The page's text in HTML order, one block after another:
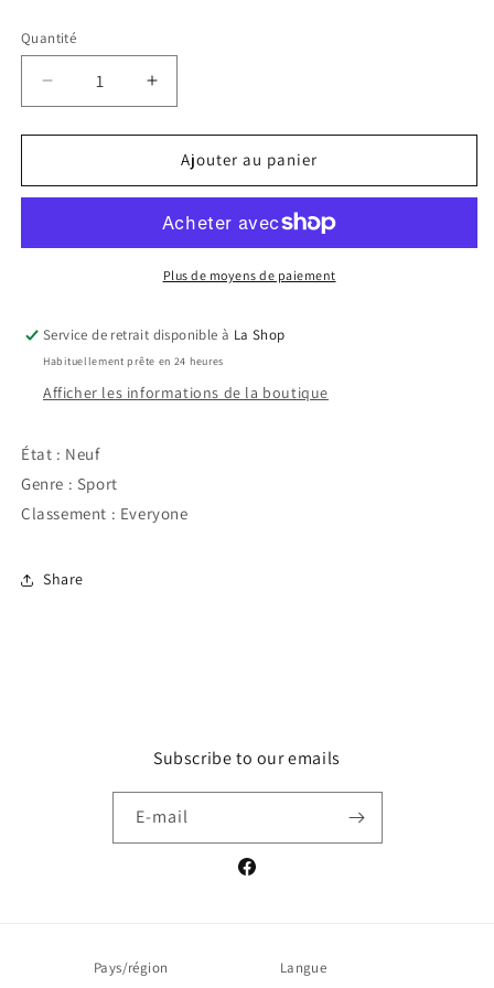
Quantité
Réduire
la
quantité
NBA
Augmenter
la
quantité
NBA
Ajouter au panier
Plus de moyens de paiement
Service de retrait disponible à La Shop
Habituellement prête en 24 heures
Afficher les informations de la boutique
État : Neuf
Genre : Sport
Classement : Everyone
Share
Subscribe to our emails
E-mail
Facebook
Pays/région Langue